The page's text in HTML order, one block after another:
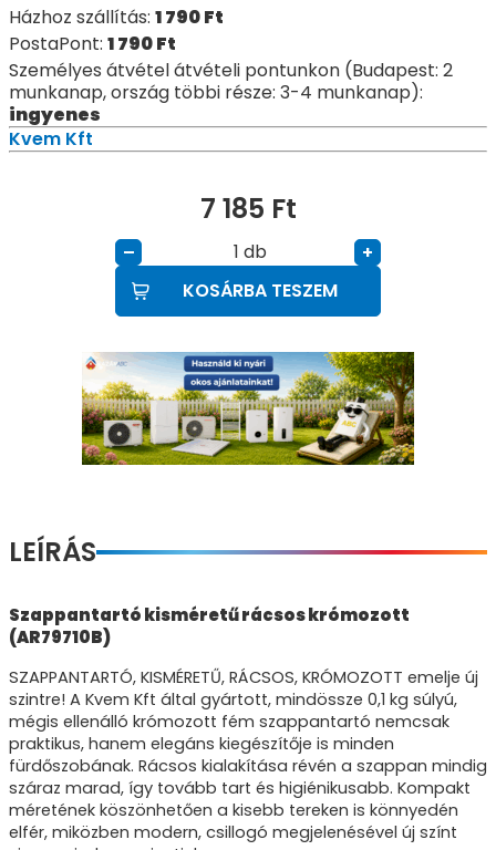
Házhoz szállítás: 1 790Ft
PostaPont: 1 790Ft
Személyes átvétel átvételi pontunkon (Budapest: 2
munkanap, ország többi része: 3-4 munkanap):
ingyenes
Kvem Kft
7 185 Ft
– db
+
KOSÁRBA TESZEM
LEÍRÁS
Szappantartó kisméretű rácsos krómozott
(AR79710B)
SZAPPANTARTÓ, KISMÉRETŰ, RÁCSOS, KRÓMOZOTT emelje új
szintre! A Kvem Kft által gyártott, mindössze 0,1 kg súlyú,
mégis ellenálló krómozott fém szappantartó nemcsak
praktikus, hanem elegáns kiegészítője is minden
fürdőszobának. Rácsos kialakítása révén a szappan mindig
száraz marad, így tovább tart és higiénikusabb. Kompakt
méretének köszönhetően a kisebb tereken is könnyedén
elfér, miközben modern, csillogó megjelenésével új színt